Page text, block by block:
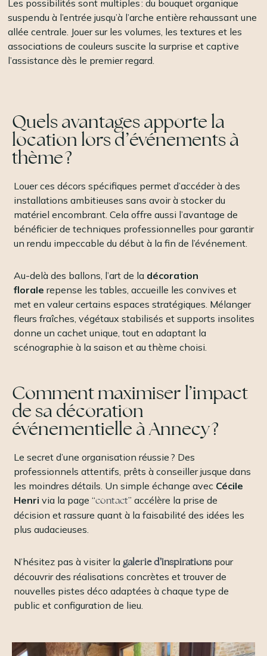
Les possibilités sont multiples : du bouquet organique
suspendu à l’entrée jusqu’à l’arche entière rehaussant une
allée centrale. Jouer sur les volumes, les textures et les
associations de couleurs suscite la surprise et captive
l’assistance dès le premier regard.
Quels avantages apporte la
location lors d’événements à
thème ?
Louer ces décors spécifiques permet d’accéder à des
installations ambitieuses sans avoir à stocker du
matériel encombrant. Cela offre aussi l’avantage de
bénéficier de techniques professionnelles pour garantir
un rendu impeccable du début à la fin de l’événement.
Au-delà des ballons, l’art de la décoration
florale repense les tables, accueille les convives et
met en valeur certains espaces stratégiques. Mélanger
fleurs fraîches, végétaux stabilisés et supports insolites
donne un cachet unique, tout en adaptant la
scénographie à la saison et au thème choisi.
Comment maximiser l’impact
de sa décoration
événementielle à Annecy ?
Le secret d’une organisation réussie ? Des
professionnels attentifs, prêts à conseiller jusque dans
les moindres détails. Un simple échange avec Cécile
Henri via la page “contact” accélère la prise de
décision et rassure quant à la faisabilité des idées les
plus audacieuses.
N’hésitez pas à visiter la galerie d’inspirationspour
découvrir des réalisations concrètes et trouver de
nouvelles pistes déco adaptées à chaque type de
public et configuration de lieu.